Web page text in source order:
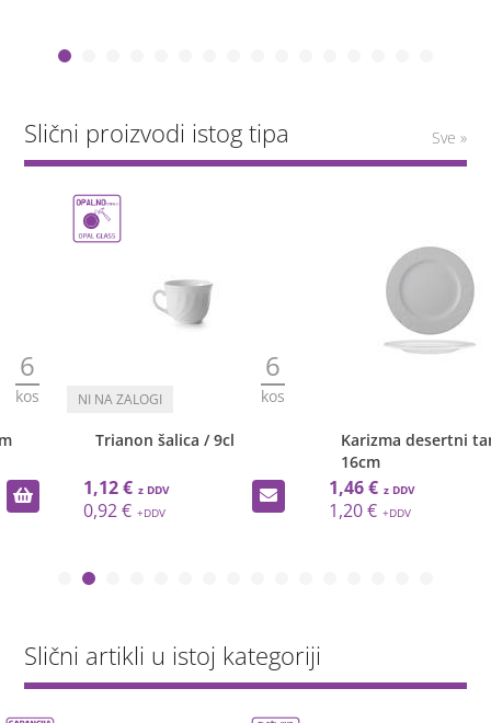
Slični proizvodi istog tipa Sve »
Trianon šalica / 9cl
1,12 €
0,92 €
12
Karizma desertni tanjur /
1,46 €
1,20 €
Slični artikli u istoj kategoriji